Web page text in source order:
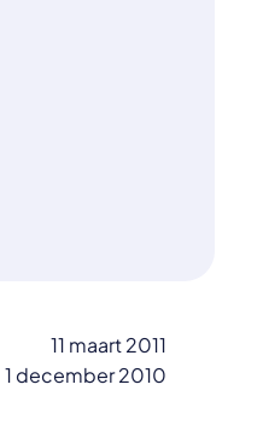
11 maart 2011
1 december 2010